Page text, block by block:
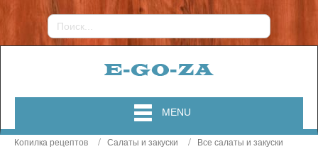
MENU
Копилка рецептов Салаты и закуски Все салаты и закуски